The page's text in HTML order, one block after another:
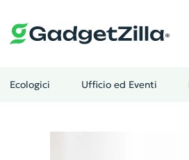
Ecologici Ufficio ed Eventi